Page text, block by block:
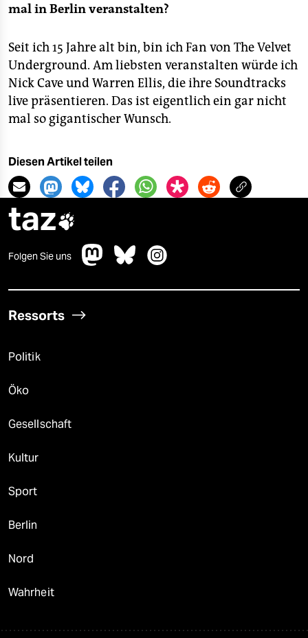
mal in Berlin veranstalten?
Seit ich 15 Jahre alt bin, bin ich Fan von The Velvet
Underground. Am liebsten veranstalten würde ich
Nick Cave und Warren Ellis, die ihre Soundtracks
live präsentieren. Das ist eigentlich ein gar nicht
mal so gigantischer Wunsch.
Diesen Artikel teilen
taz
Folgen Sie uns
Ressorts
Politik
Öko
Gesellschaft
Kultur
Sport
Berlin
Nord
Wahrheit